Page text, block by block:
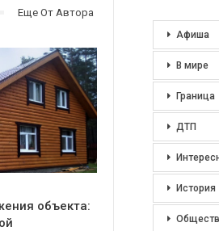
Еще От Автора
объекта:
Афиша
В мире
Граница
ДТП
История